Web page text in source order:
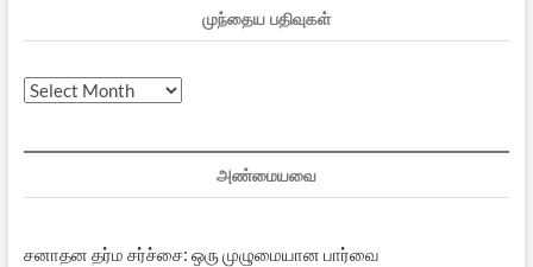
முந்தைய பதிவுகள்
முந்தைய
அண்மையவை
சனாதன தர்ம சர்ச்சை: ஒரு முழுமையான பார்வை